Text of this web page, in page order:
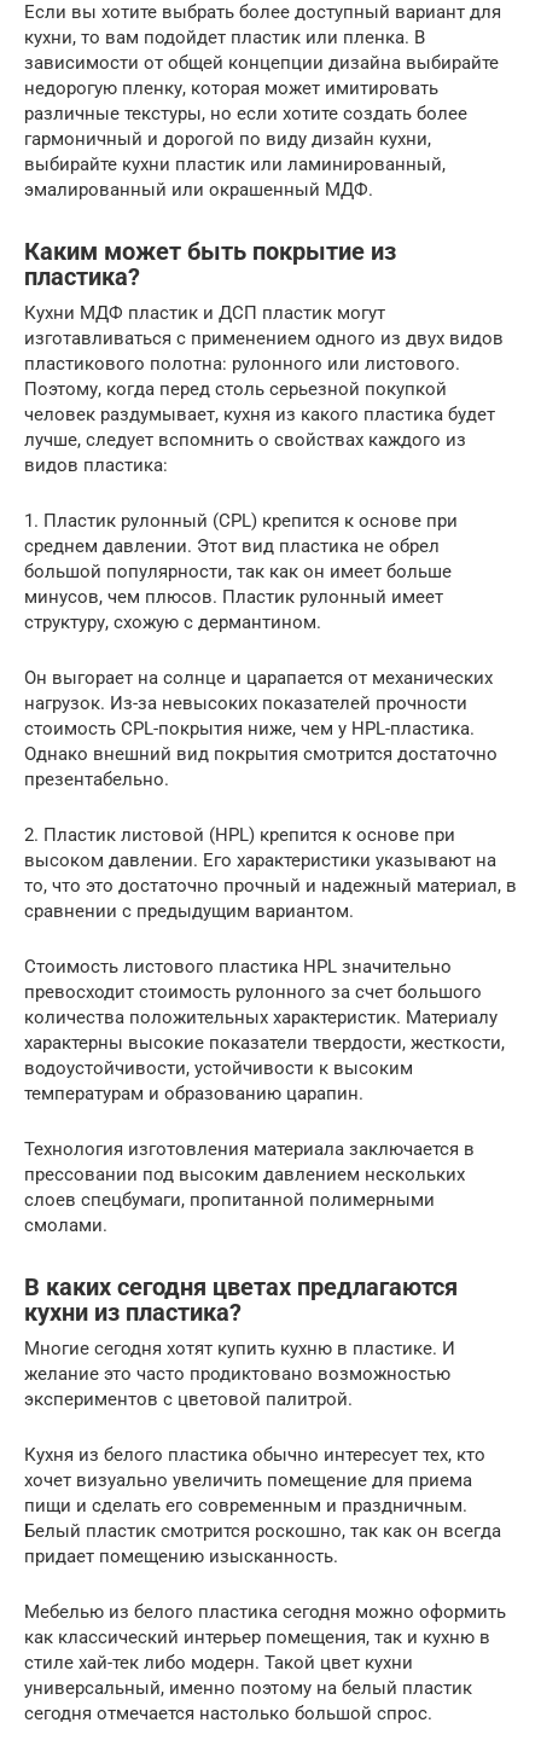
Если вы хотите выбрать более доступный вариант для
кухни, то вам подойдет пластик или пленка. В
зависимости от общей концепции дизайна выбирайте
недорогую пленку, которая может имитировать
различные текстуры, но если хотите создать более
гармоничный и дорогой по виду дизайн кухни,
выбирайте кухни пластик или ламинированный,
эмалированный или окрашенный МДФ.
Каким может быть покрытие из
пластика?
Кухни МДФ пластик и ДСП пластик могут
изготавливаться с применением одного из двух видов
пластикового полотна: рулонного или листового.
Поэтому, когда перед столь серьезной покупкой
человек раздумывает, кухня из какого пластика будет
лучше, следует вспомнить о свойствах каждого из
видов пластика:
1. Пластик рулонный (CPL) крепится к основе при
среднем давлении. Этот вид пластика не обрел
большой популярности, так как он имеет больше
минусов, чем плюсов. Пластик рулонный имеет
структуру, схожую с дермантином.
Он выгорает на солнце и царапается от механических
нагрузок. Из-за невысоких показателей прочности
стоимость CPL-покрытия ниже, чем у HPL-пластика.
Однако внешний вид покрытия смотрится достаточно
презентабельно.
2. Пластик листовой (HPL) крепится к основе при
высоком давлении. Его характеристики указывают на
то, что это достаточно прочный и надежный материал, в
сравнении с предыдущим вариантом.
Стоимость листового пластика HPL значительно
превосходит стоимость рулонного за счет большого
количества положительных характеристик. Материалу
характерны высокие показатели твердости, жесткости,
водоустойчивости, устойчивости к высоким
температурам и образованию царапин.
Технология изготовления материала заключается в
прессовании под высоким давлением нескольких
слоев спецбумаги, пропитанной полимерными
смолами.
В каких сегодня цветах предлагаются
кухни из пластика?
Многие сегодня хотят купить кухню в пластике. И
желание это часто продиктовано возможностью
экспериментов с цветовой палитрой.
Кухня из белого пластика обычно интересует тех, кто
хочет визуально увеличить помещение для приема
пищи и сделать его современным и праздничным.
Белый пластик смотрится роскошно, так как он всегда
придает помещению изысканность.
Мебелью из белого пластика сегодня можно оформить
как классический интерьер помещения, так и кухню в
стиле хай-тек либо модерн. Такой цвет кухни
универсальный, именно поэтому на белый пластик
сегодня отмечается настолько большой спрос.